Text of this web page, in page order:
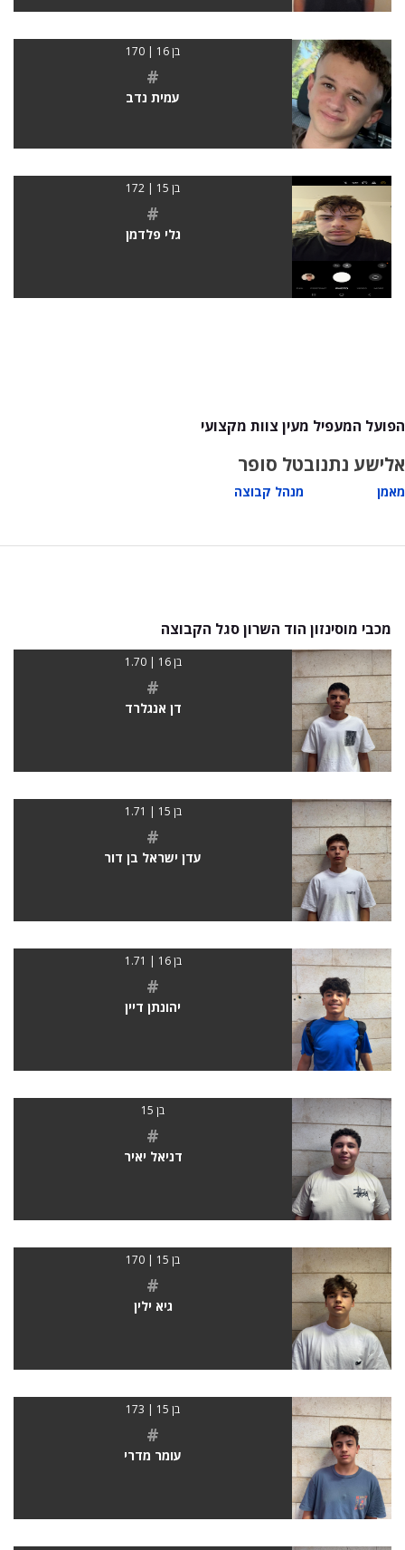
בן 16 | 170
#
עמית נדב
בן 15 | 172
#
גלי פלדמן
הפועל המעפיל מעין צוות מקצועי
אלישע נתנוב
מאמן
טל סופר
מנהל קבוצה
מכבי מוסינזון הוד השרון סגל הקבוצה
בן 16 | 1.70
#
דן אנגלרד
בן 15 | 1.71
#
עדן ישראל בן דור
בן 16 | 1.71
#
יהונתן דיין
בן 15
#
דניאל יאיר
בן 15 | 170
#
גיא ילין
בן 15 | 173
#
עומר מדרי